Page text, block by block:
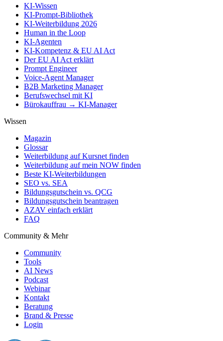
KI-Wissen
KI-Prompt-Bibliothek
KI-Weiterbildung 2026
Human in the Loop
KI-Agenten
KI-Kompetenz & EU AI Act
Der EU AI Act erklärt
Prompt Engineer
Voice-Agent Manager
B2B Marketing Manager
Berufswechsel mit KI
Bürokauffrau → KI-Manager
Wissen
Magazin
Glossar
Weiterbildung auf Kursnet finden
Weiterbildung auf mein NOW finden
Beste KI-Weiterbildungen
SEO vs. SEA
Bildungsgutschein vs. QCG
Bildungsgutschein beantragen
AZAV einfach erklärt
FAQ
Community & Mehr
Community
Tools
AI News
Podcast
Webinar
Kontakt
Beratung
Brand & Presse
Login